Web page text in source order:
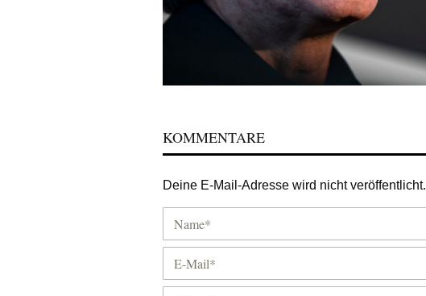
KOMMENTARE
Deine E-Mail-Adresse wird nicht veröffentlicht.